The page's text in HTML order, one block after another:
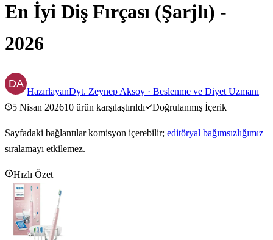
En İyi Diş Fırçası (Şarjlı) -
2026
HazırlayanDyt. Zeynep Aksoy · Beslenme ve Diyet Uzmanı
5 Nisan 202610 ürün karşılaştırıldı Doğrulanmış İçerik
Sayfadaki bağlantılar komisyon içerebilir; editöryal bağımsızlığımız
sıralamayı etkilemez.
Hızlı Özet